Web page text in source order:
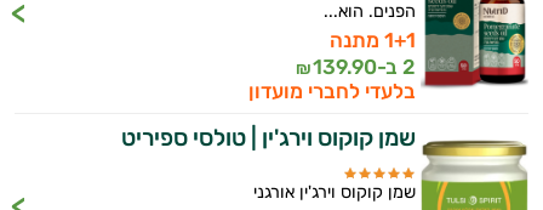
הנמכרים
ביותר
נפיחות
הפנים. הוא...
1+1 מתנה
2 ב-
139.90
₪
בלעדי לחברי מועדון
שמן קוקוס וירג'ין | טולסי ספיריט
שמן קוקוס וירג'ין אורגני